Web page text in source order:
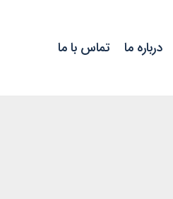
درباره ما تماس با ما